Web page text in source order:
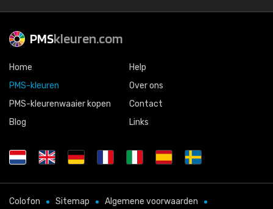
PMSkleuren.com
Home
PMS-kleuren
PMS-kleurenwaaier kopen
Blog
Help
Over ons
Contact
Links
Colofon Sitemap Algemene voorwaarden